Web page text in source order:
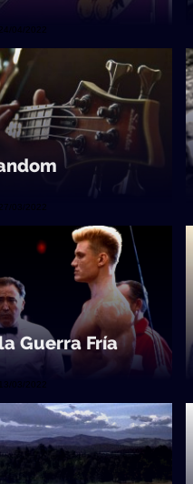
04/2022
03/2022
Guerra Fría
03/2022